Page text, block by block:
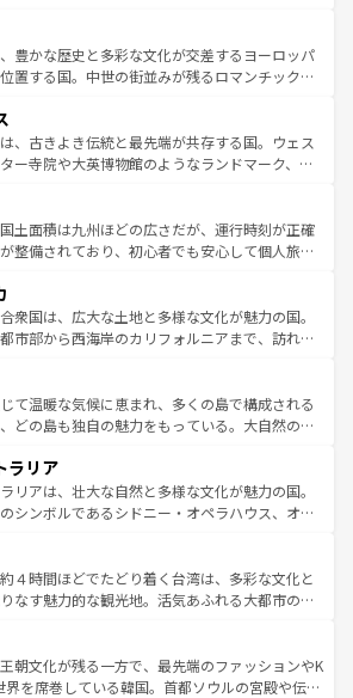
によって風土や気候が異なるスペインはその個
性で訪れる人を魅了する。 なお、新着のスペイン情報は コ
覧を参照してほしい。
魅力が詰まっている。華麗な宮殿、歴史的な大
いビーチ、そして豊かな自然が、訪れる者を心
る。また、フランスは美食の国としても知ら
ンパンの発祥地であるランス、プロヴァンスの
ベンダー畑など、多彩な楽しみ方が可能だ。さ
以外の地域にも魅力が溢れており、どの街角に
足を運ぶとそれぞれで全く異なる文化を体験で
きるだろう。 なお、新着のフランス情報はコンテンツ一覧
ほしい。
豊かな歴史と多彩な文化が交差するヨーロッパ
置する国。中世の街並みが残るロマンチック街
の国は、どこを歩いても飽きることがない。ベ
化的活気、バイエルン州のアルプスの絶景、そ
川沿いのワイン畑といった風景は必見。ビール
な人にはぜひ体験してほしい。 なお、新着の
はコンテンツ一覧を参照してほしい。
、古きよき伝統と最先端が共存する国。ウェス
ー寺院や大英博物館のようなランドマーク、歴
異なる魅力がある。また、優雅なアフタヌーン
ール好きにはたまらない英国パブ、サッカー観
場だからこそできる体験も豊富。イギリスを旅
を参照してほしい。
土面積は九州ほどの広さだが、運行時刻が正確
整備されており、初心者でも安心して個人旅行
のまま残る町や、スイスならではのユニークな
り、アルプス観光だけでなく町歩きも満喫する
る。国民の所得が高いため物価も高いが、旅行
無料で観光を楽しむこともできる。 なお、新
情報はコンテンツ一覧 を参照してほしい。
衆国は、広大な土地と多様な文化が魅力の国。
市部から西海岸のカリフォルニアまで、訪れる
大都市は、観光、ショッピング、エンターテイ
詰まった刺激的なスポットだ。一方、アメリカ
自然が広がり、グランドキャニオンやイエロー
オーリンズでは、音楽と美食が融合した独特の
。旅行者はアメリカの各地域で異なる魅力を楽
、その多様性と豊かな歴史を感じることができ
旅のスタイルだ。 なお、新着のアメリカ
テンツ一覧を参照してほしい。
て温暖な気候に恵まれ、多くの島で構成される
どの島も独自の魅力をもっている。大自然の神
逃せない。また、定番の観光地といえばオアフ
かな自然を求めるならマウイ島やカウアイ島が
エメラルドグリーンに輝く海をはじめ、豊かな
なしの心で訪れる人々を迎えてくれるハワイの
しいローカルフードやハワイアンミュージッ
なフラダンスなど、すべてがハワイの魅力を彩
わってほしい。 なお、新着のハワイ情報
ツ一覧を参照してほしい。
ラリア
リアは、壮大な自然と多様な文化が魅力の国。
シンボルであるシドニー・オペラハウス、オー
や大陸中央部にそびえるウルル（エアーズロッ
マニアの美しい原生林やケアンズの熱帯雨林な
ろがたくさん。また、カフェやワイン、オージ
ティビティも充実しており、サーフィンやダイ
イキングなど、アウトドア好きにはたまらな
トラリアの多彩な魅力を存分に味わいつくそ
４時間ほどでたどり着く台湾は、多彩な文化と
なす魅力的な観光地。活気あふれる大都市の台
つな山岳地帯である台湾東部など、都市の喧騒
けさが共存しており、訪れる人に新しい発見と
らしてくれる。また、奥深い台湾の食文化も魅
朝文化が残る一方で、最先端のファッションやK
界を席巻している韓国。首都ソウルの宮殿や伝統